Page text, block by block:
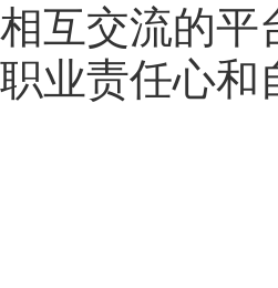
相互交流的平
职业责任心和